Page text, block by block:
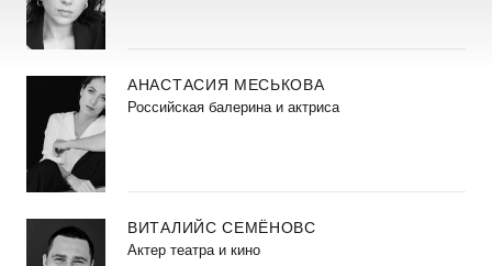
АНАСТАСИЯ МЕСЬКОВА
Российская балерина и актриса
ВИТАЛИЙС СЕМЁНОВС
Актер театра и кино